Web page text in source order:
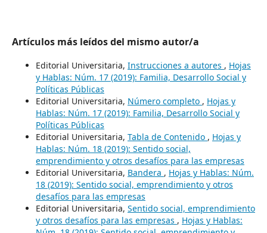
Artículos más leídos del mismo autor/a
Editorial Universitaria, Instrucciones a autores , Hojas
y Hablas: Núm. 17 (2019): Familia, Desarrollo Social y
Políticas Públicas
Editorial Universitaria, Número completo , Hojas y
Hablas: Núm. 17 (2019): Familia, Desarrollo Social y
Políticas Públicas
Editorial Universitaria, Tabla de Contenido , Hojas y
Hablas: Núm. 18 (2019): Sentido social,
emprendimiento y otros desafíos para las empresas
Editorial Universitaria, Bandera , Hojas y Hablas: Núm.
18 (2019): Sentido social, emprendimiento y otros
desafíos para las empresas
Editorial Universitaria, Sentido social, emprendimiento
y otros desafíos para las empresas , Hojas y Hablas: